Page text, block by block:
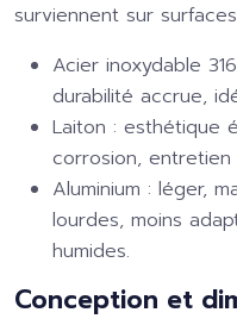
surviennent sur
Acier inoxydable
durabilité accrue,
Laiton : esthétique
corrosion, entretien
Aluminium : léger,
lourdes, moins
humides.
Conception et